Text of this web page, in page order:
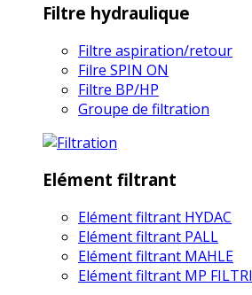
Filtre hydraulique
Filtre aspiration/retour
Filre SPIN ON
Filtre BP/HP
Groupe de filtration
Elément filtrant
Elément filtrant HYDAC
Elément filtrant PALL
Elément filtrant MAHLE
Elément filtrant MP FILTRI